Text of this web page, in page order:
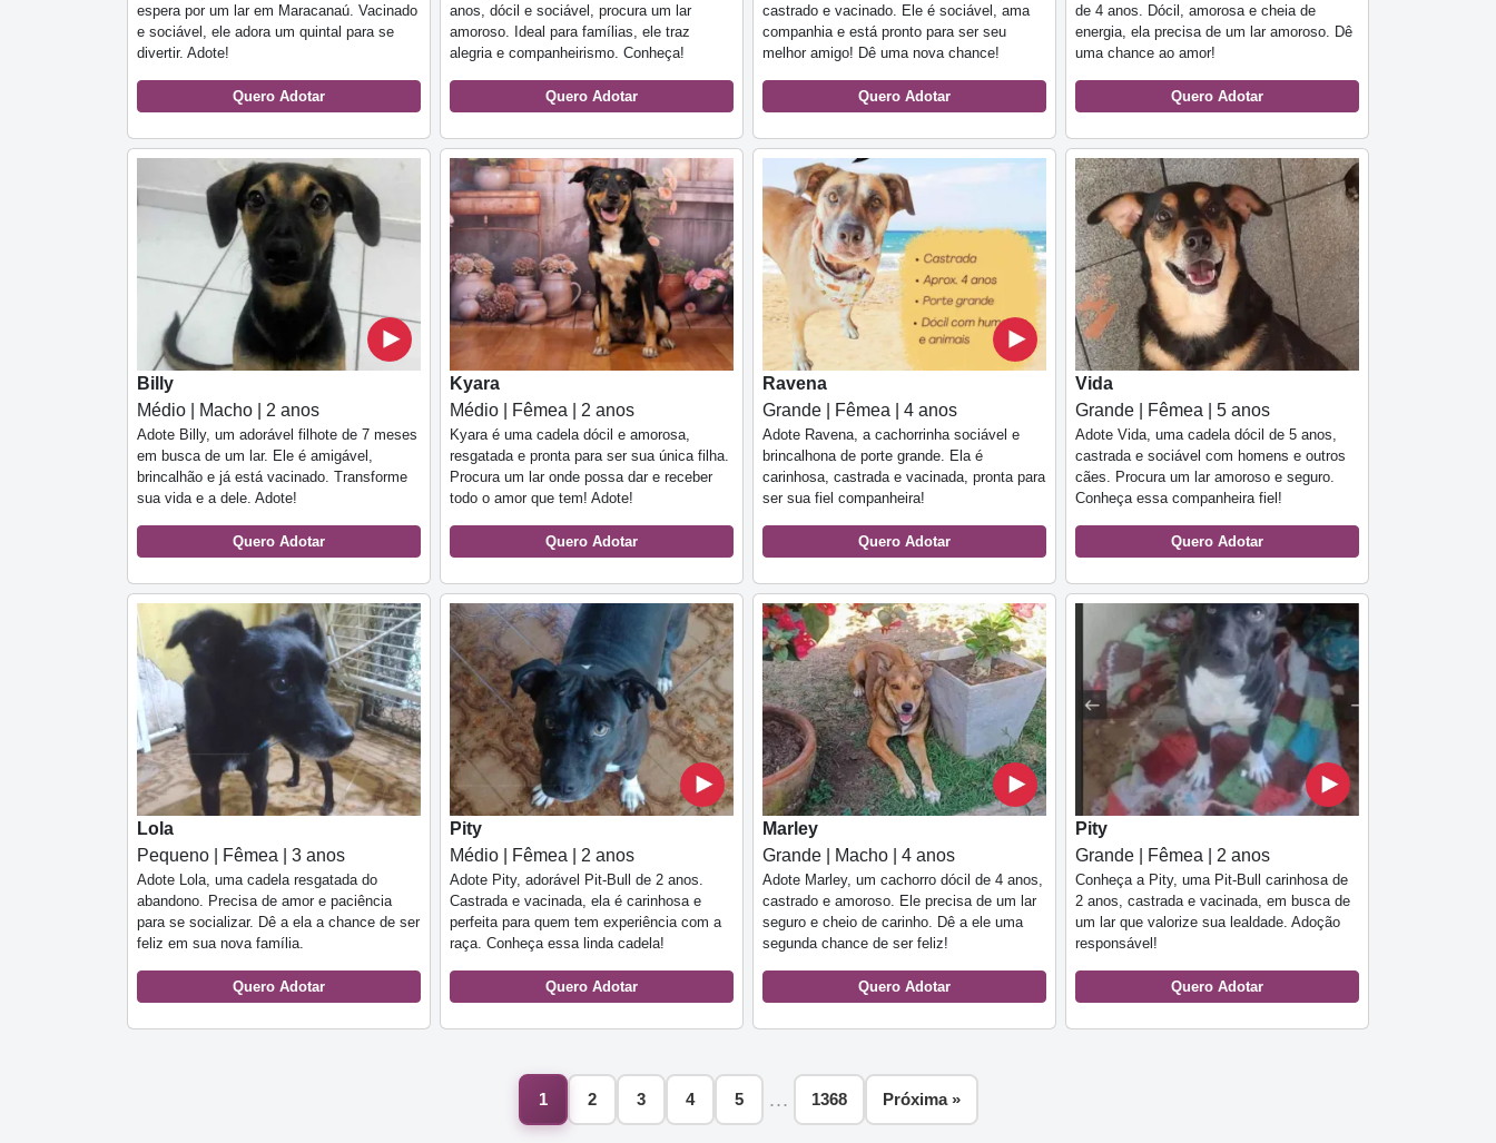
espera por um lar em Maracanaú. Vacinado
e sociável, ele adora um quintal para se
divertir. Adote!
Quero Adotar
anos, dócil e sociável, procura um lar
amoroso. Ideal para famílias, ele traz
alegria e companheirismo. Conheça!
Quero Adotar
castrado e vacinado. Ele é sociável, ama
companhia e está pronto para ser seu
melhor amigo! Dê uma nova chance!
Quero Adotar
de 4 anos. Dócil, amorosa e cheia de
energia, ela precisa de um lar amoroso. Dê
uma chance ao amor!
Quero Adotar
Billy
Médio | Macho | 2 anos
Adote Billy, um adorável filhote de 7 meses
em busca de um lar. Ele é amigável,
brincalhão e já está vacinado. Transforme
sua vida e a dele. Adote!
Quero Adotar
Kyara
Médio | Fêmea | 2 anos
Kyara é uma cadela dócil e amorosa,
resgatada e pronta para ser sua única filha.
Procura um lar onde possa dar e receber
todo o amor que tem! Adote!
Quero Adotar
Ravena
Grande | Fêmea | 4 anos
Adote Ravena, a cachorrinha sociável e
brincalhona de porte grande. Ela é
carinhosa, castrada e vacinada, pronta para
ser sua fiel companheira!
Quero Adotar
Vida
Grande | Fêmea | 5 anos
Adote Vida, uma cadela dócil de 5 anos,
castrada e sociável com homens e outros
cães. Procura um lar amoroso e seguro.
Conheça essa companheira fiel!
Quero Adotar
Lola
Pequeno | Fêmea | 3 anos
Adote Lola, uma cadela resgatada do
abandono. Precisa de amor e paciência
para se socializar. Dê a ela a chance de ser
feliz em sua nova família.
Quero Adotar
Pity
Médio | Fêmea | 2 anos
Adote Pity, adorável Pit-Bull de 2 anos.
Castrada e vacinada, ela é carinhosa e
perfeita para quem tem experiência com a
raça. Conheça essa linda cadela!
Quero Adotar
Marley
Grande | Macho | 4 anos
Adote Marley, um cachorro dócil de 4 anos,
castrado e amoroso. Ele precisa de um lar
seguro e cheio de carinho. Dê a ele uma
segunda chance de ser feliz!
Quero Adotar
Pity
Grande | Fêmea | 2 anos
Conheça a Pity, uma Pit-Bull carinhosa de
2 anos, castrada e vacinada, em busca de
um lar que valorize sua lealdade. Adoção
responsável!
Quero Adotar
1 2 3 4 5 … 1368 Próxima »